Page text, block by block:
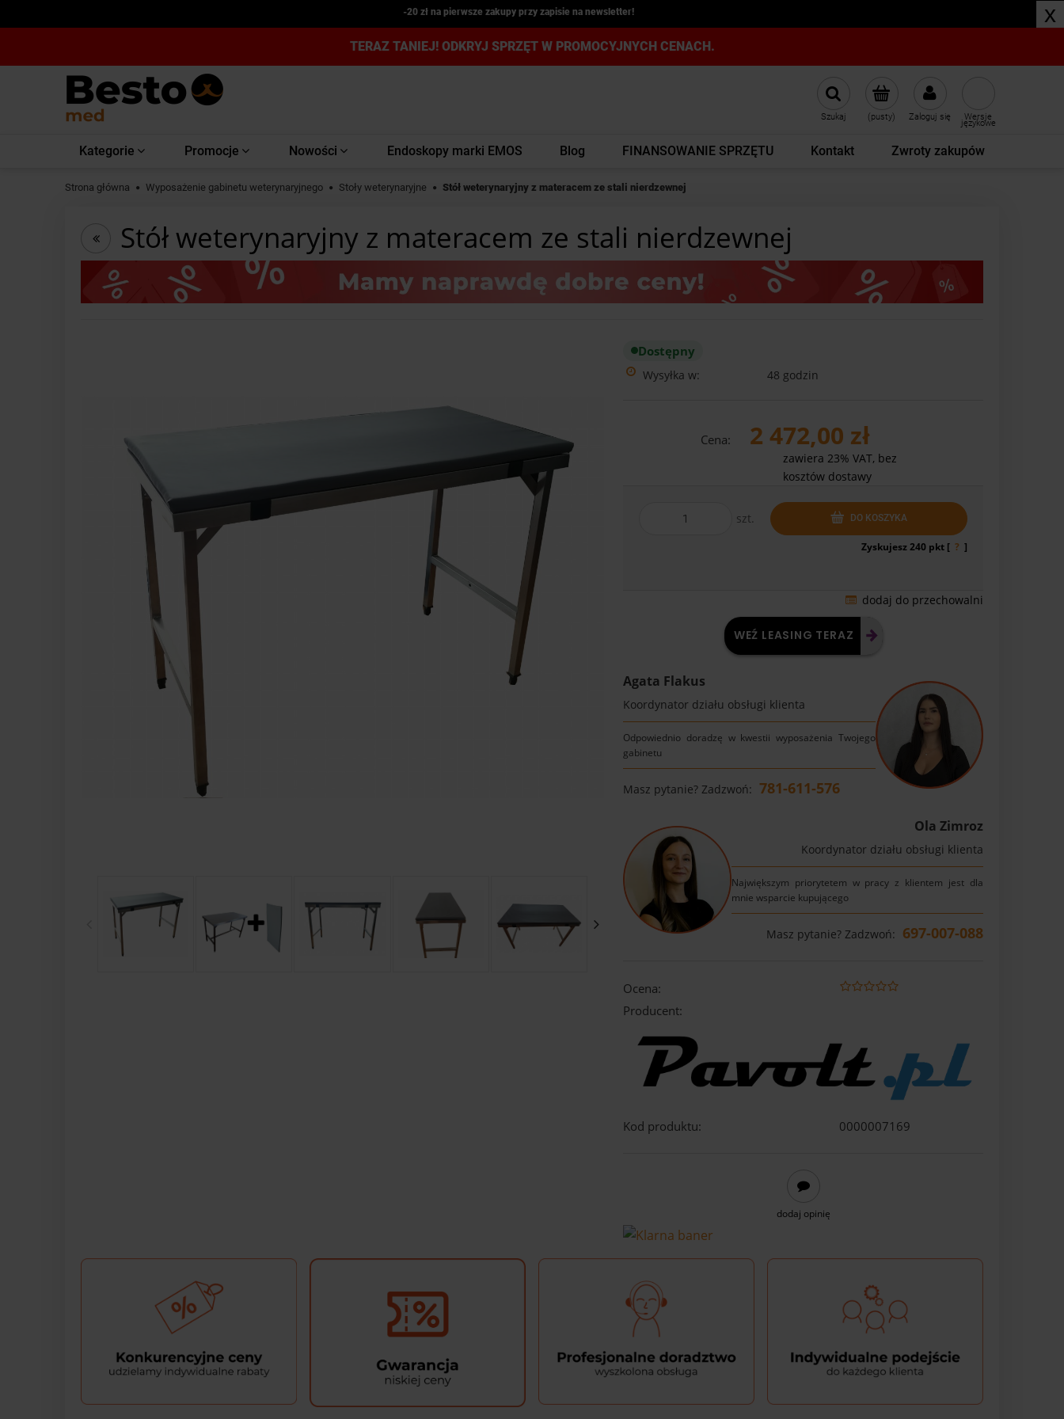
-20 zł na pierwsze zakupy przy zapisie na newsletter! x
TERAZ TANIEJ! ODKRYJ SPRZĘT W PROMOCYJNYCH CENACH.
(pusty) Zaloguj się
Szukaj Wersje
językowe
Kategorie Promocje Nowości Endoskopy marki EMOS Blog FINANSOWANIE SPRZĘTU Kontakt Zwroty zakupów
Strona główna Wyposażenie gabinetu weterynaryjnego Stoły weterynaryjne Stół weterynaryjny z materacem ze stali nierdzewnej
Stół weterynaryjny z materacem ze stali nierdzewnej
Dostępny
Wysyłka w: 48 godzin
Cena: 2 472,00 zł
zawiera 23% VAT, bez
kosztów dostawy
szt. DO KOSZYKA
Zyskujesz240pkt [ ? ]
dodaj do przechowalni
WEŹ LEASING TERAZ
Agata Flakus
Koordynator działu obsługi klienta
Odpowiednio doradzę w kwestii wyposażenia Twojego
gabinetu
Masz pytanie? Zadzwoń: 781-611-576
Ola Zimroz
Koordynator działu obsługi klienta
Największym priorytetem w pracy z klientem jest dla
mnie wsparcie kupującego
Masz pytanie? Zadzwoń: 697-007-088
Ocena:
Producent:
Kod produktu: 0000007169
dodaj opinię